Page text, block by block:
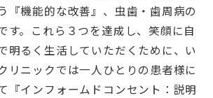
『機能的な改善』、虫歯・歯周病の
す。これら３つを達成し、笑顔に自
明るく生活していただくために、い
リニックでは一人ひとりの患者様に
『インフォームドコンセント：説明